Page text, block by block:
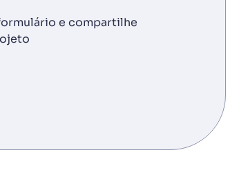
e compartilhe